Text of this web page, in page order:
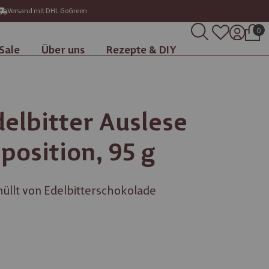
Versand mit DHL GoGreen
Sale Über uns Rezepte & DIY
0
Auslese
95 g
von Edelbitterschokolade